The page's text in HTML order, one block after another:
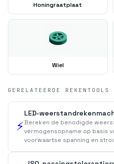
Honingraatplaat
Wiel
GERELATEERDE REKENTOOLS
⚡
LED-
Bereken de benodigde
vermogensopname op basis
voorwaartse spanning en